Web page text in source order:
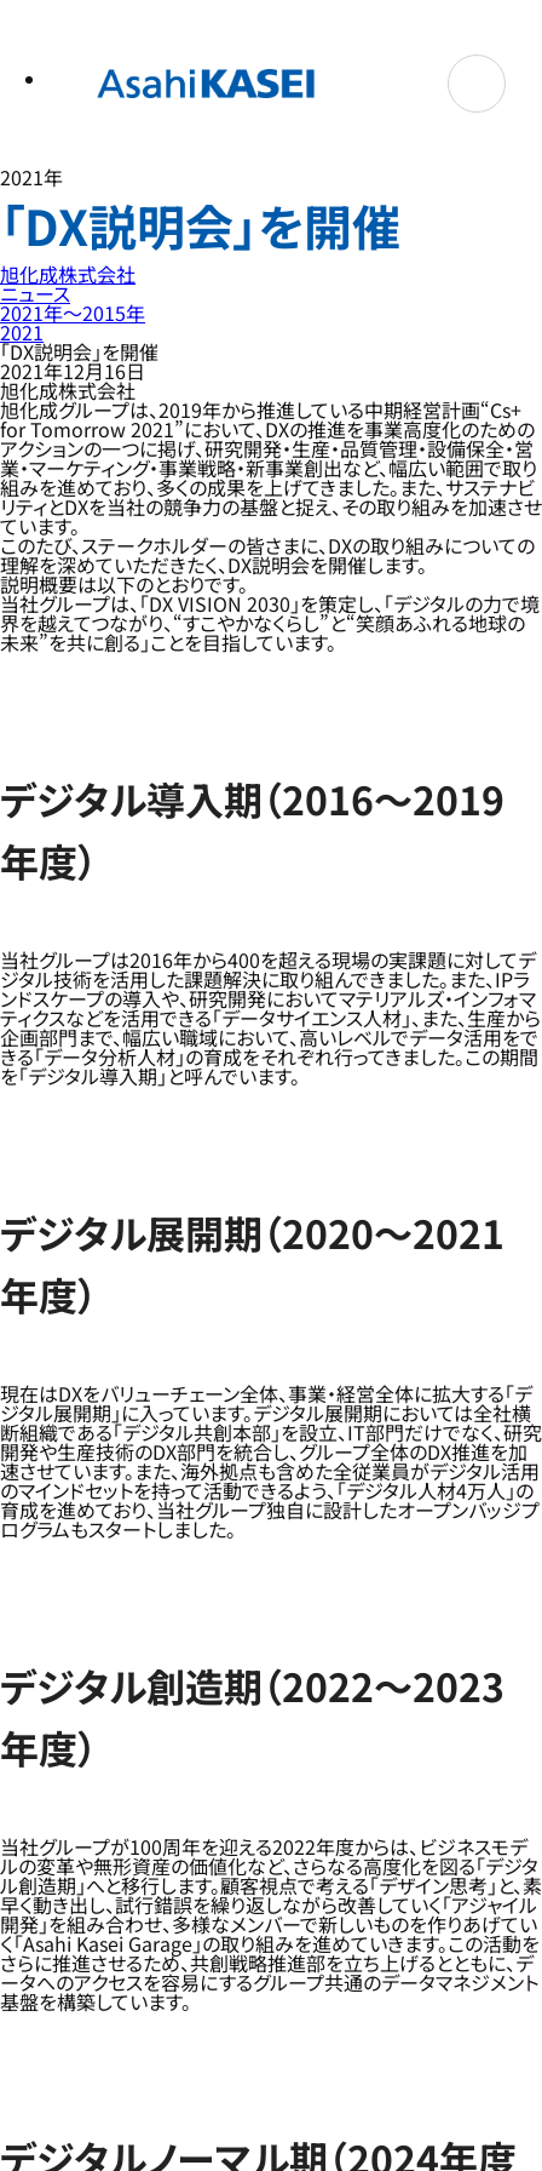
2021年
「DX説明会」を開催
旭化成株式会社
ニュース
2021年〜2015年
2021
「DX説明会」を開催
2021年12月16日
旭化成株式会社
旭化成グループは、2019年から推進している中期経営計画“Cs+
for Tomorrow 2021”において、DXの推進を事業高度化のための
アクションの一つに掲げ、研究開発・生産・品質管理・設備保全・営
業・マーケティング・事業戦略・新事業創出など、幅広い範囲で取り
組みを進めており、多くの成果を上げてきました。また、サステナビ
リティとDXを当社の競争力の基盤と捉え、その取り組みを加速させ
ています。
このたび、ステークホルダーの皆さまに、DXの取り組みについての
理解を深めていただきたく、DX説明会を開催します。
説明概要は以下のとおりです。
当社グループは、「DX VISION 2030」を策定し、「デジタルの力で境
界を越えてつながり、“すこやかなくらし”と“笑顔あふれる地球の
未来”を共に創る」ことを目指しています。
デジタル導入期（2016～2019
年度）
当社グループは2016年から400を超える現場の実課題に対してデ
ジタル技術を活用した課題解決に取り組んできました。また、IPラ
ンドスケープの導入や、研究開発においてマテリアルズ・インフォマ
ティクスなどを活用できる「データサイエンス人材」、また、生産から
企画部門まで、幅広い職域において、高いレベルでデータ活用をで
きる「データ分析人材」の育成をそれぞれ行ってきました。この期間
を「デジタル導入期」と呼んでいます。
デジタル展開期（2020～2021
年度）
現在はDXをバリューチェーン全体、事業・経営全体に拡大する「デ
ジタル展開期」に入っています。デジタル展開期においては全社横
断組織である「デジタル共創本部」を設立、IT部門だけでなく、研究
開発や生産技術のDX部門を統合し、グループ全体のDX推進を加
速させています。また、海外拠点も含めた全従業員がデジタル活用
のマインドセットを持って活動できるよう、「デジタル人材4万人」の
育成を進めており、当社グループ独自に設計したオープンバッジプ
ログラムもスタートしました。
デジタル創造期（2022～2023
年度）
当社グループが100周年を迎える2022年度からは、ビジネスモデ
ルの変革や無形資産の価値化など、さらなる高度化を図る「デジタ
ル創造期」へと移行します。顧客視点で考える「デザイン思考」と、素
早く動き出し、試行錯誤を繰り返しながら改善していく「アジャイル
開発」を組み合わせ、多様なメンバーで新しいものを作りあげてい
く「Asahi Kasei Garage」の取り組みを進めていきます。この活動を
さらに推進させるため、共創戦略推進部を立ち上げるとともに、デ
ータへのアクセスを容易にするグループ共通のデータマネジメント
基盤を構築しています。
デジタルノーマル期（2024年度